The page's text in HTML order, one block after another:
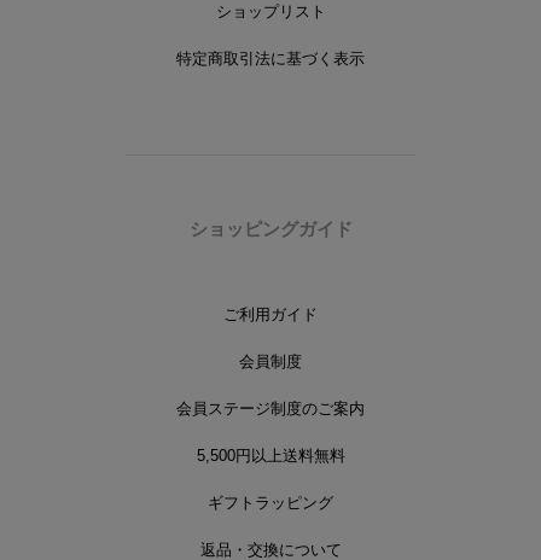
ショップリスト
特定商取引法に基づく表示
ショッピングガイド
ご利用ガイド
会員制度
会員ステージ制度のご案内
5,500円以上送料無料
ギフトラッピング
返品・交換について